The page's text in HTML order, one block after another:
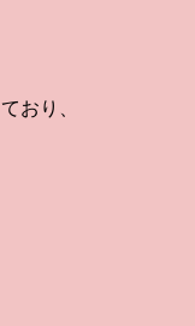
おり、